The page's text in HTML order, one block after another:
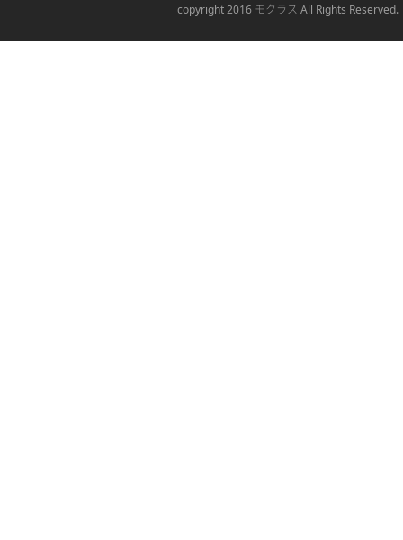
copyright 2016 モクラス All Rights Reserved.